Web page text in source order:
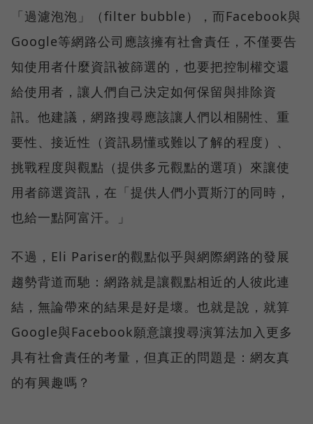
「過濾泡泡」（filter bubble），而Facebook與
Google等網路公司應該擁有社會責任，不僅要告
知使用者什麼資訊被篩選的，也要把控制權交還
給使用者，讓人們自己決定如何保留與排除資
訊。他建議，網路搜尋應該讓人們以相關性、重
要性、接近性（資訊易懂或難以了解的程度）、
挑戰程度與觀點（提供多元觀點的選項）來讓使
用者篩選資訊，在「提供人們小賈斯汀的同時，
也給一點阿富汗。」
不過，Eli Pariser的觀點似乎與網際網路的發展
趨勢背道而馳：網路就是讓觀點相近的人彼此連
結，無論帶來的結果是好是壞。也就是說，就算
Google與Facebook願意讓搜尋演算法加入更多
具有社會責任的考量，但真正的問題是：網友真
的有興趣嗎？